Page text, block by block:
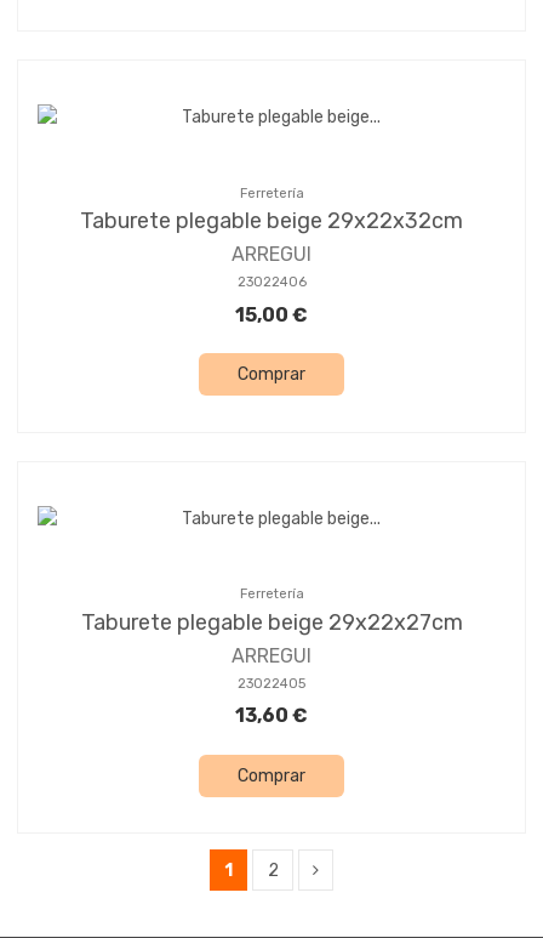
Ferretería
Taburete plegable beige 29x22x32cm
ARREGUI
23022406
15,00 €
Comprar
Ferretería
Taburete plegable beige 29x22x27cm
ARREGUI
23022405
13,60 €
Comprar
1 2